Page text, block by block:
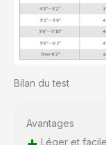
Bilan du test
Avantages
Léger et